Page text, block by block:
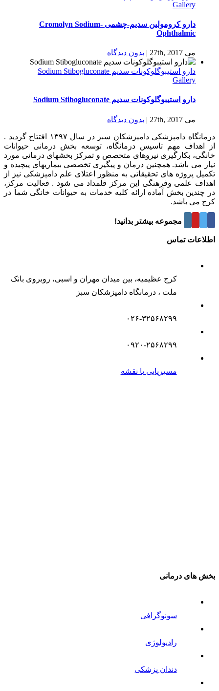
Gallery
دارو كرومولين سدیم-چشمی Cromolyn Sodium-
Ophthalmic
می 27th, 2017 | بدون ديدگاه
دارو استیبوگلوکونات سدیم Sodium Stibogluconate
Gallery
دارو استیبوگلوکونات سدیم Sodium Stibogluconate
می 27th, 2017 | بدون ديدگاه
درمانگاه دامپزشکی دامپزشکان سبز در سال ۱۳۹۷ افتتاح گردید .
از اهداف مهم تاسیس درمانگاه، توسعه بخش درمانی حیوانات
خانگی، بکارگیری نیروهای متخصص و تمرکز بخشهای درمانی مورد
نیاز می باشد. همچنین درمان و پیگیری تخصصی بیماریهای پیچیده و
تکمیل پروژه های تحقیقاتی به منظور اعتلای علم دامپزشکی نیز از
اهداف علمی وفرهنگی این مرکز قلمداد می شود . فعالیت مرکز،
در چندین بخش آماده ارائه کلیه خدمات به حیوانات خانگی شما در
کرج می باشد.
درباره این مجموعه بیشتر بدانید!
اطلاعات تماس
کرج عظیمیه، بین میدان مهران و اسبی، روبروی بانک
ملت ، درمانگاه دامپزشکان سبز
۰۲۶-۳۲۵۶۸۲۹۹
۰۹۲۰-۲۵۶۸۲۹۹
مسیریابی با نقشه
بخش های درمانی
سونوگرافی
رادیولوژی
دندان پزشکی